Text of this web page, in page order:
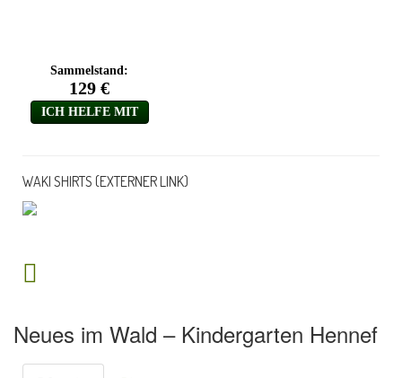
WAKI SHIRTS (EXTERNER LINK)
Neues im Wald – Kindergarten Hennef